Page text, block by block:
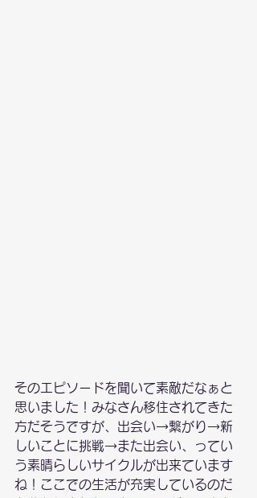
そのエピソードを聞いて素敵だなぁと
思いました！みなさん移住されてきた
方だそうですが、出会い→繋がり→新
しいことに挑戦→また出会い、ってい
う素晴らしいサイクルが出来ています
ね！ここでの生活が充実しているのだ